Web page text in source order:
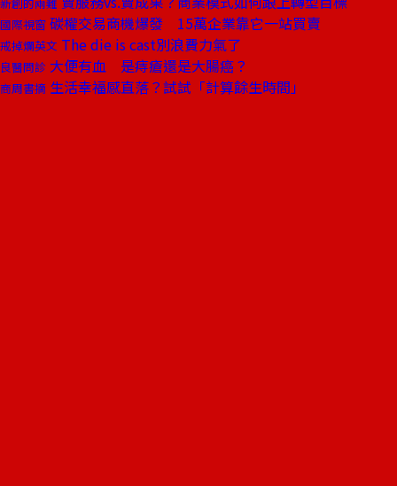
國際視窗 碳權交易商機爆發 15萬企業靠它一站買賣
戒掉爛英文 The die is cast別浪費力氣了
良醫問診 大便有血 是痔瘡還是大腸癌？
商周書摘 生活幸福感直落？試試「計算餘生時間」